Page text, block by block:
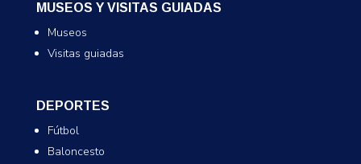
MUSEOS Y VISITAS GUIADAS
Museos
Visitas guiadas
DEPORTES
Fútbol
Baloncesto